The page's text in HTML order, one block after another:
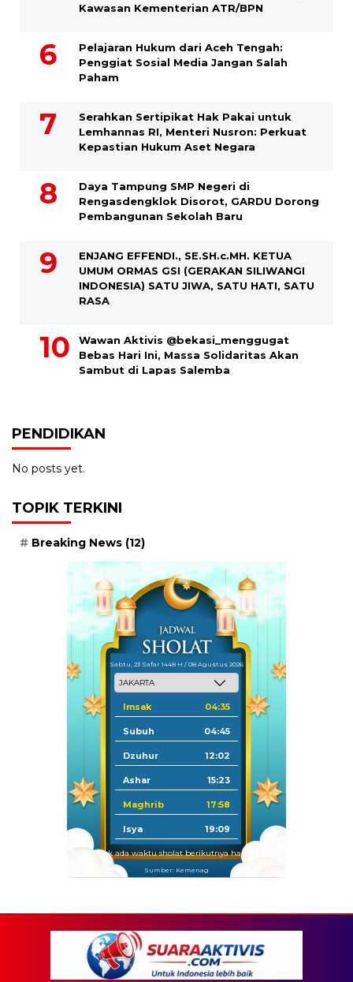
Kawasan Kementerian ATR/BPN
Pelajaran Hukum dari Aceh Tengah:
Penggiat Sosial Media Jangan Salah
Paham
Serahkan Sertipikat Hak Pakai untuk
Lemhannas RI, Menteri Nusron: Perkuat
Kepastian Hukum Aset Negara
Daya Tampung SMP Negeri di
Rengasdengklok Disorot, GARDU Dorong
Pembangunan Sekolah Baru
ENJANG EFFENDI., SE.SH.c.MH. KETUA
UMUM ORMAS GSI (GERAKAN SILIWANGI
INDONESIA) SATU JIWA, SATU HATI, SATU
RASA
Wawan Aktivis @bekasi_menggugat
Bebas Hari Ini, Massa Solidaritas Akan
Sambut di Lapas Salemba
PENDIDIKAN
No posts yet.
TOPIK TERKINI
Breaking News (12)
Sabtu, 23 Safar 1448 H / 08 Agustus 2026
Imsak 04:35
Subuh 04:45
Dzuhur 12:02
Ashar 15:23
Maghrib 17:58
Isya 19:09
Tidak ada waktu sholat berikutnya hari ini.
Sumber: Kemenag